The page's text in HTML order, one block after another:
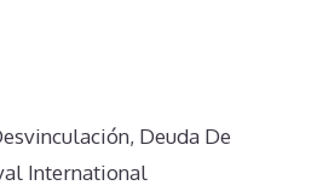
, Deuda De
International